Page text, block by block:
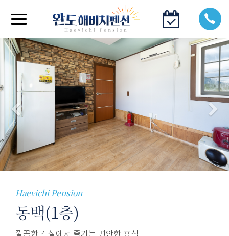
Previous
Haevichi Pension
동백(1층)
깔끔한 객실에서 즐기는 편안한 휴식